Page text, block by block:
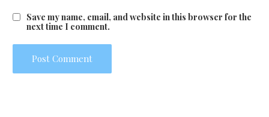
Save my name, email, and website in this browser for the
next time I comment.